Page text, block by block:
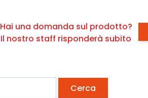
Hai una domanda sul prodotto?
Il nostro staff risponderà subito
Cerca